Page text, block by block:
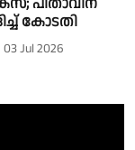
കോടതി
03 Jul 2026